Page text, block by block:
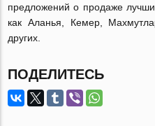
предложений о продаже
как Аланья, Кемер,
других.
ПОДЕЛИТЕСЬ